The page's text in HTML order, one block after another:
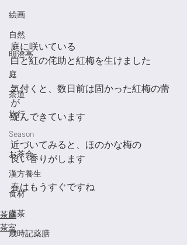
絵画
自然
明澄亭
庭
茶道
旅行
Season
お茶会
漢方養生
食材
漢茶
歳時記薬膳
庭に咲いている
白と紅の侘助と紅梅を生けました
気付くと、数日前は固かった紅梅の蕾
が
綻んできています
近づいてみると、ほのかな梅の
良い香りがします
春はもうすぐですね
茶庭
茶室